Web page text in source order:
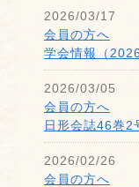
2026/03/17
会員の方へ
学会情報（
2026/03/05
会員の方へ
日形会誌46巻2
2026/02/26
会員の方へ